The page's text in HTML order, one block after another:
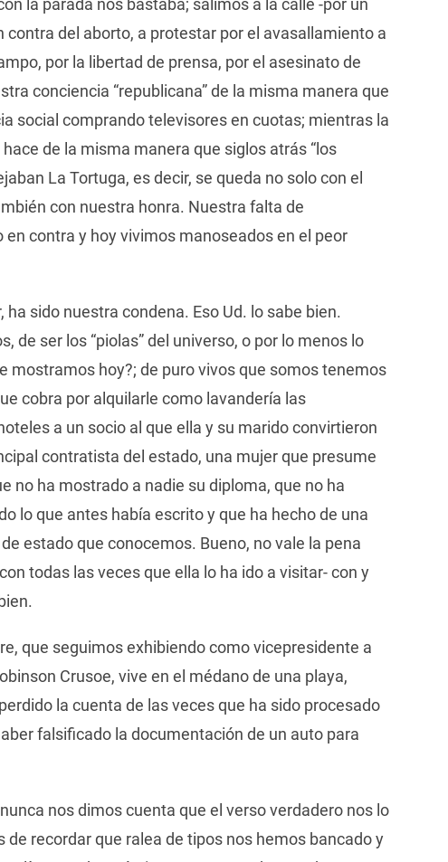
la parada nos bastaba; salimos a la calle -por un
contra del aborto, a protestar por el avasallamiento a
por la libertad de prensa, por el asesinato de
conciencia “republicana” de la misma manera que
social comprando televisores en cuotas; mientras la
de la misma manera que siglos atrás “los
La Tortuga, es decir, se queda no solo con el
con nuestra honra. Nuestra falta de
contra y hoy vivimos manoseados en el peor
ha sido nuestra condena. Eso Ud. lo sabe bien.
de ser los “piolas” del universo, o por lo menos lo
mostramos hoy?; de puro vivos que somos tenemos
cobra por alquilarle como lavandería las
a un socio al que ella y su marido convirtieron
contratista del estado, una mujer que presume
no ha mostrado a nadie su diploma, que no ha
lo que antes había escrito y que ha hecho de una
estado que conocemos. Bueno, no vale la pena
todas las veces que ella lo ha ido a visitar- con y
que seguimos exhibiendo como vicepresidente a
Crusoe, vive en el médano de una playa,
la cuenta de las veces que ha sido procesado
falsificado la documentación de un auto para
nos dimos cuenta que el verso verdadero nos lo
de recordar que ralea de tipos nos hemos bancado y